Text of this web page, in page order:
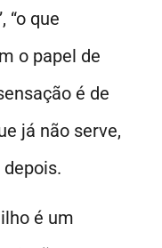
“o que
o papel de
é de
já não serve,
é um